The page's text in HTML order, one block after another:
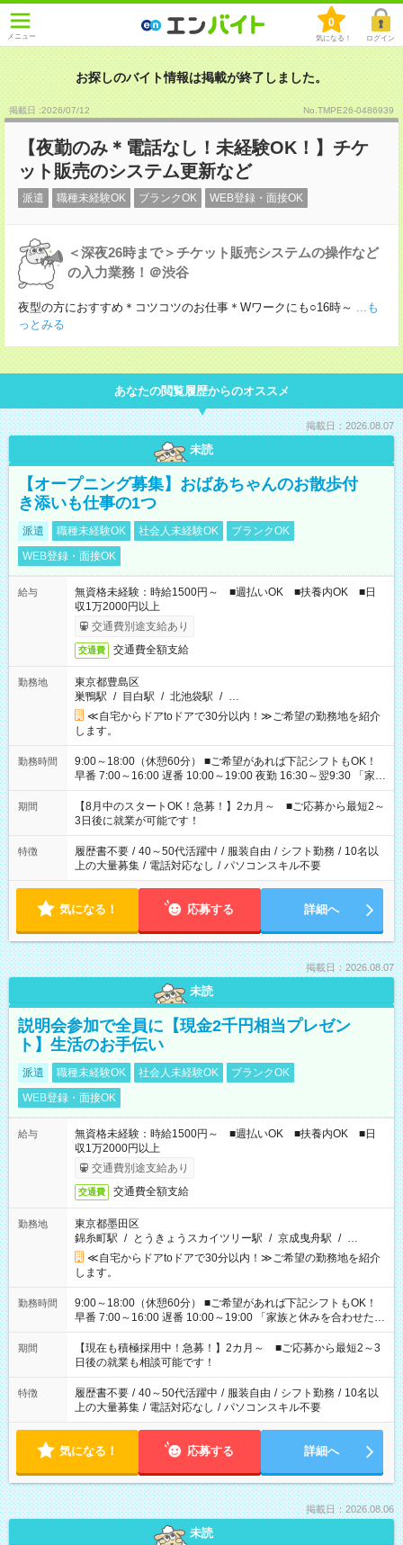
メニュー
0
気になる！ ログイン
お探しのバイト情報は掲載が終了しました。
掲載日 :2026/07/12 No.TMPE26-0486939
【夜勤のみ＊電話なし！未経験OK！】チケ
ット販売のシステム更新など
派遣 職種未経験OK ブランクOK WEB登録・面接OK
＜深夜26時まで＞チケット販売システムの操作など
の入力業務！＠渋谷
夜型の方におすすめ＊コツコツのお仕事＊Wワークにも○16時～ ...も
っとみる
あなたの閲覧履歴からのオススメ
掲載日：2026.08.07
未読
【オープニング募集】おばあちゃんのお散歩付
き添いも仕事の1つ
派遣 職種未経験OK 社会人未経験OK
ブランクOK
WEB登録・面接OK
給与
無資格未経験：時給1500円～ ■週払いOK ■扶養内OK ■日
収1万2000円以上
交通費別途支給あり
交通費 交通費全額支給
勤務地
東京都豊島区
巣鴨駅 / 目白駅 / 北池袋駅 / …
≪自宅からドアtoドアで30分以内！≫ご希望の勤務地を紹介
します。
勤務時間
9:00～18:00（休憩60分） ■ご希望があれば下記シフトもOK！
早番 7:00～16:00 遅番 10:00～19:00 夜勤 16:30～翌9:30 「家族
と休みを合わせたい」 「余裕を持って夕飯の準備がしたい」
「できれば残業はしたくない」 など、ご希望を教えてください
ね。 ※Wワーク希望の方へ 今ご覧のお仕事で希望する勤務時間
と、もう1つのお仕事の勤務時間。 合計で週40時間を超える場
合は応募できません。
期間
【8月中のスタートOK！急募！】2カ月～ ■ご応募から最短2～
3日後に就業が可能です！
特徴 履歴書不要 / 40～50代活躍中 / 服装自由 / シフト勤務 / 10名以
上の大量募集 / 電話対応なし / パソコンスキル不要
気になる！ 応募する 詳細へ
掲載日：2026.08.07
未読
説明会参加で全員に【現金2千円相当プレゼン
ト】生活のお手伝い
派遣 職種未経験OK 社会人未経験OK
ブランクOK
WEB登録・面接OK
給与
無資格未経験：時給1500円～ ■週払いOK ■扶養内OK ■日
収1万2000円以上
交通費別途支給あり
交通費 交通費全額支給
勤務地
東京都墨田区
錦糸町駅 / とうきょうスカイツリー駅 / 京成曳舟駅 / …
≪自宅からドアtoドアで30分以内！≫ご希望の勤務地を紹介
します。
勤務時間
9:00～18:00（休憩60分） ■ご希望があれば下記シフトもOK！
早番 7:00～16:00 遅番 10:00～19:00 「家族と休みを合わせた
い」 「余裕を持って夕飯の準備がしたい」 「できれば残業はし
たくない」 など、ご希望を教えてくださいね。 ※Wワーク希望
の方へ 今ご覧のお仕事で希望する勤務時間と、もう1つのお仕事
の勤務時間。 合計で週40時間を超える場合は応募できません。
期間
【現在も積極採用中！急募！】2カ月～ ■ご応募から最短2～3
日後の就業も相談可能です！
特徴 履歴書不要 / 40～50代活躍中 / 服装自由 / シフト勤務 / 10名以
上の大量募集 / 電話対応なし / パソコンスキル不要
気になる！ 応募する 詳細へ
掲載日：2026.08.06
未読